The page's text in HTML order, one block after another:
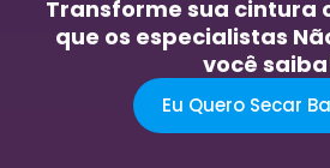
Transforme sua cintura
que os especialistas
você
Eu Quero Secar